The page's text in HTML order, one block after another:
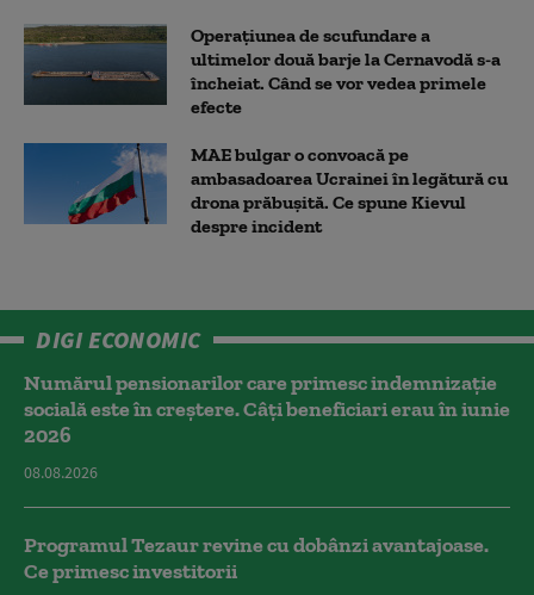
Operațiunea de scufundare a
ultimelor două barje la Cernavodă s-a
încheiat. Când se vor vedea primele
efecte
MAE bulgar o convoacă pe
ambasadoarea Ucrainei în legătură cu
drona prăbuşită. Ce spune Kievul
despre incident
DIGI ECONOMIC
Numărul pensionarilor care primesc indemnizaţie
socială este în creștere. Câți beneficiari erau în iunie
2026
08.08.2026
Programul Tezaur revine cu dobânzi avantajoase.
Ce primesc investitorii